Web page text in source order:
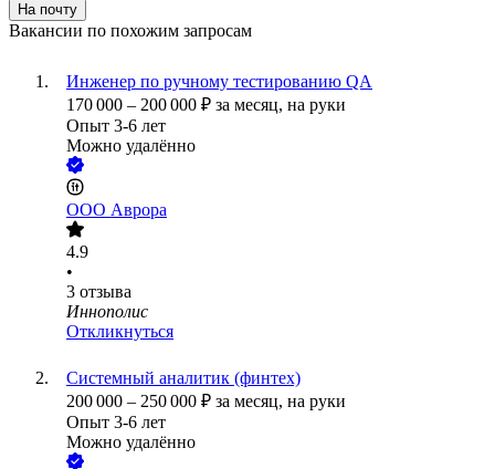
На почту
Вакансии по похожим запросам
Инженер по ручному тестированию QA
170 000 – 200 000 ₽ за месяц, на руки
Опыт 3-6 лет
Можно удалённо
ООО Аврора
4.9
•
3 отзыва
Иннополис
Откликнуться
Системный аналитик (финтех)
200 000 – 250 000 ₽ за месяц, на руки
Опыт 3-6 лет
Можно удалённо